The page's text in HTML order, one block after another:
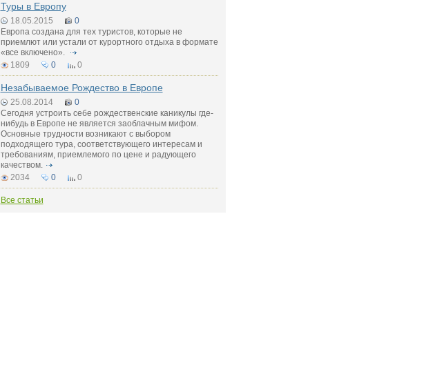
Туры в Европу
18.05.2015
0
Европа создана для тех туристов, которые не
приемлют или устали от курортного отдыха в формате
«все включено».
1809
0 0
Незабываемое Рождество в Европе
25.08.2014
0
Сегодня устроить себе рождественские каникулы где-
нибудь в Европе не является заоблачным мифом.
Основные трудности возникают с выбором
подходящего тура, соответствующего интересам и
требованиям, приемлемого по цене и радующего
качеством.
2034
0 0
Все статьи